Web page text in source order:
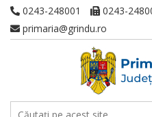
0243-248001
0243-
primaria@grindu.ro